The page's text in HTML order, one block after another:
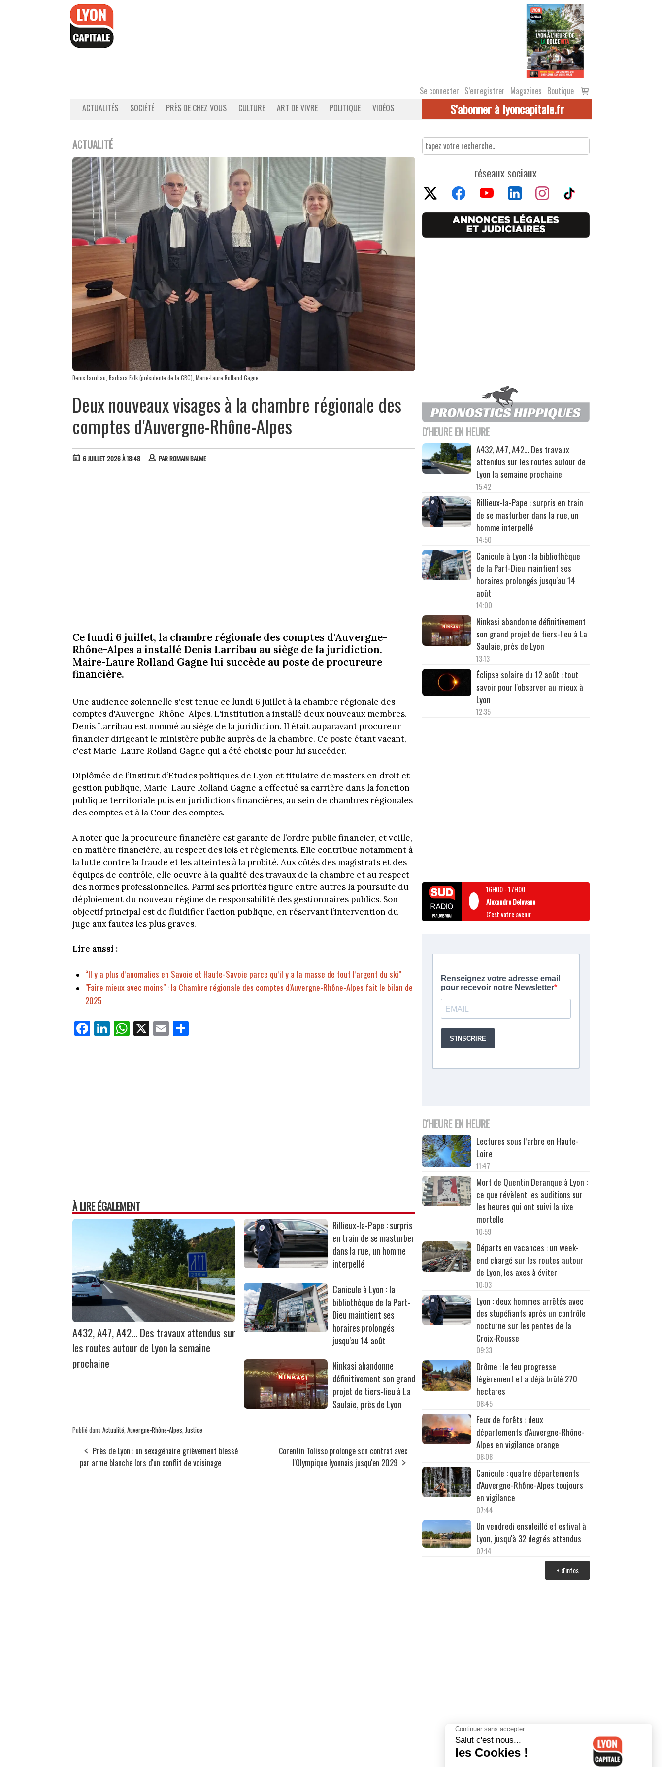
Se connecter S’enregistrer Magazines Boutique
Voir
le
ACTUALITÉS SOCIÉTÉ PRÈS DE CHEZ VOUS CULTURE ART DE VIVRE POLITIQUE VIDÉOS S'abonner à lyoncapitale.fr
ACTUALITÉ
Denis Larribau, Barbara Falk (présidente de la CRC), Marie-Laure Rolland Gagne
Deux nouveaux visages à la chambre régionale des
comptes d'Auvergne-Rhône-Alpes
6 JUILLET 2026 À 18:48 PARROMAIN BALME
Ce lundi 6 juillet, la chambre régionale des comptes d'Auvergne-
Rhône-Alpes a installé Denis Larribau au siège de la juridiction.
Maire-Laure Rolland Gagne lui succède au poste de procureure
financière.
Une audience solennelle s'est tenue ce lundi 6 juillet à la chambre régionale des
comptes d'Auvergne-Rhône-Alpes. L'institution a installé deux nouveaux membres.
Denis Larribau est nommé au siège de la juridiction. Il était auparavant procureur
financier dirigeant le ministère public auprès de la chambre. Ce poste étant vacant,
c'est Marie-Laure Rolland Gagne qui a été choisie pour lui succéder.
Diplômée de l’Institut d’Etudes politiques de Lyon et titulaire de masters en droit et
gestion publique, Marie-Laure Rolland Gagne a effectué sa carrière dans la fonction
publique territoriale puis en juridictions financières, au sein de chambres régionales
des comptes et à la Cour des comptes.
A noter que la procureure financière est garante de l’ordre public financier, et veille,
en matière financière, au respect des lois et règlements. Elle contribue notamment à
la lutte contre la fraude et les atteintes à la probité. Aux côtés des magistrats et des
équipes de contrôle, elle oeuvre à la qualité des travaux de la chambre et au respect
des normes professionnelles. Parmi ses priorités figure entre autres la poursuite du
déploiement du nouveau régime de responsabilité des gestionnaires publics. Son
objectif principal est de fluidifier l’action publique, en réservant l’intervention du
juge aux fautes les plus graves.
Lire aussi :
“Il y a plus d’anomalies en Savoie et Haute-Savoie parce qu’il y a la masse de tout l’argent du ski”
"Faire mieux avec moins" : la Chambre régionale des comptes d'Auvergne-Rhône-Alpes fait le bilan de
2025
Fa
ce
Li
nk
W
ha
X E
m
À LIRE ÉGALEMENT
A432, A47, A42… Des travaux attendus sur
les routes autour de Lyon la semaine
prochaine
Rillieux-la-Pape : surpris
en train de se masturber
dans la rue, un homme
interpellé
Canicule à Lyon : la
bibliothèque de la Part-
Dieu maintient ses
horaires prolongés
jusqu'au 14 août
Ninkasi abandonne
définitivement son grand
projet de tiers-lieu à La
Saulaie, près de Lyon
Publié dans Actualité, Auvergne-Rhône-Alpes, Justice
Près de Lyon : un sexagénaire grièvement blessé
par arme blanche lors d'un conflit de voisinage
Corentin Tolisso prolonge son contrat avec
l'Olympique lyonnais jusqu'en 2029
réseaux sociaux
D'HEURE EN HEURE
A432, A47, A42… Des travaux
attendus sur les routes autour de
Lyon la semaine prochaine
15:42
Rillieux-la-Pape : surpris en train
de se masturber dans la rue, un
homme interpellé
14:50
Canicule à Lyon : la bibliothèque
de la Part-Dieu maintient ses
horaires prolongés jusqu'au 14
août
14:00
Ninkasi abandonne définitivement
son grand projet de tiers-lieu à La
Saulaie, près de Lyon
13:13
Éclipse solaire du 12 août : tout
savoir pour l'observer au mieux à
Lyon
12:35
16H00-17H00
Alexandre Delovane
C'est votre avenir
D'HEURE EN HEURE
Lectures sous l’arbre en Haute-
Loire
11:47
Mort de Quentin Deranque à Lyon :
ce que révèlent les auditions sur
les heures qui ont suivi la rixe
mortelle
10:59
Départs en vacances : un week-
end chargé sur les routes autour
de Lyon, les axes à éviter
10:03
Lyon : deux hommes arrêtés avec
des stupéfiants après un contrôle
nocturne sur les pentes de la
Croix-Rousse
09:33
Drôme : le feu progresse
légèrement et a déjà brûlé 270
hectares
08:45
Feux de forêts : deux
départements d'Auvergne-Rhône-
Alpes en vigilance orange
08:08
Canicule : quatre départements
d'Auvergne-Rhône-Alpes toujours
en vigilance
07:44
Un vendredi ensoleillé et estival à
Lyon, jusqu'à 32 degrés attendus
07:14
+ d'infos